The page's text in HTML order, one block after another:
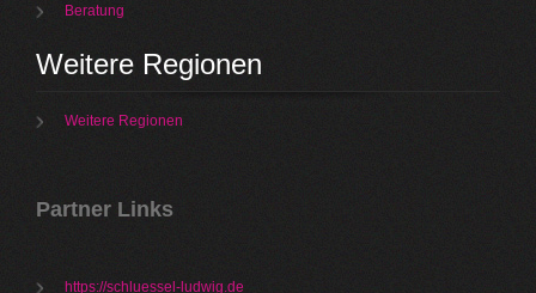
Beratung
Weitere Regionen
Weitere Regionen
Partner Links
https://schluessel-ludwig.de